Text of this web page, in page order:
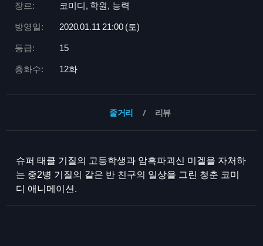
장르: 코미디, 학원, 능력
방영일: 2020.01.11 21:00 (토)
등급: 15
총화수: 12화
줄거리 리뷰
슈퍼 태클 기질의 고등학생과 암흑파괴신 미겔을 자처하
는 중2병 기질의 같은 반 친구의 일상을 그린 청춘 코미
디 애니메이션.